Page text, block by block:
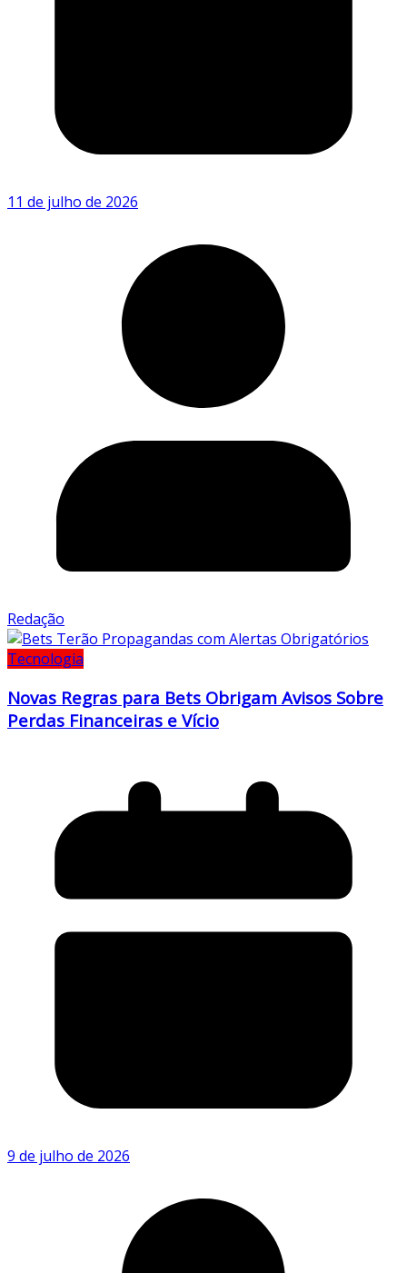
11 de julho de 2026
Redação
Tecnologia
Novas Regras para Bets Obrigam Avisos Sobre
Perdas Financeiras e Vício
9 de julho de 2026